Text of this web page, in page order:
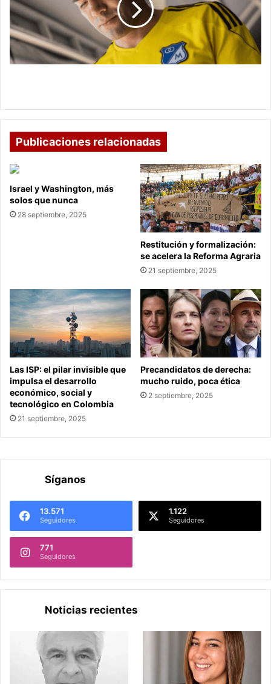
un
clásico
con
sabor
a
Publicaciones relacionadas
Israel y Washington, más
solos que nunca
28 septiembre, 2025
Restitución y formalización:
se acelera la Reforma Agraria
21 septiembre, 2025
Las ISP: el pilar invisible que
impulsa el desarrollo
económico, social y
tecnológico en Colombia
21 septiembre, 2025
Precandidatos de derecha:
mucho ruido, poca ética
2 septiembre, 2025
Síganos
13.571
Seguidores
1.122
Seguidores
771
Seguidores
Noticias recientes